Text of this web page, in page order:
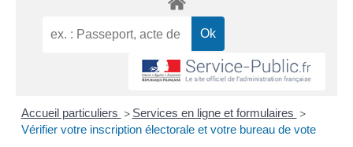
Accueil particuliers > Services en ligne et formulaires >
Vérifier votre inscription électorale et votre bureau de vote